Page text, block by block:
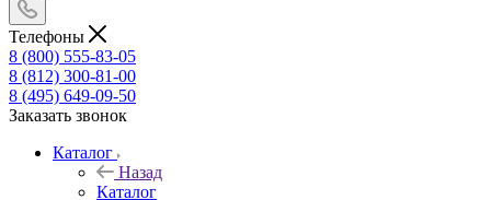
Телефоны
8 (800) 555-83-05
8 (812) 300-81-00
8 (495) 649-09-50
Заказать звонок
Каталог
Назад
Каталог